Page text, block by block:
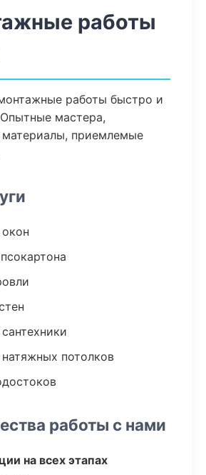
работы
работы быстро и
мастера,
приемлемые
потолков
работы с нами
на всех этапах